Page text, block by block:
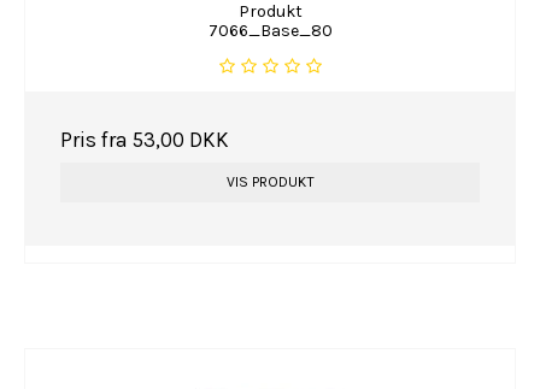
Produkt
7066_Base_80
Pris fra 53,00 DKK
VIS PRODUKT